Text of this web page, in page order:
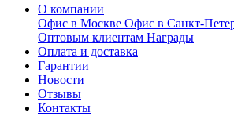
О компании
Офис в Москве Офис в Санкт-
Оптовым клиентам Награды
Оплата и доставка
Гарантии
Новости
Отзывы
Контакты